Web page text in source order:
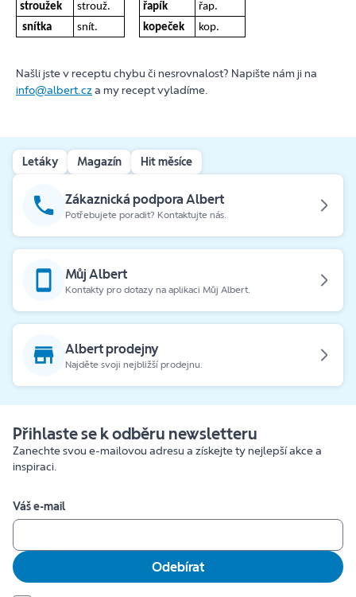
stroužek
strouž. řapík
řap.
snítka
snít. kopeček kop.
Našli jste v receptu chybu či nesrovnalost? Napište nám ji na
info@albert.cza my recept vyladíme.
Letáky Magazín Hit měsíce
Zákaznická podpora Albert
Potřebujete poradit? Kontaktujte nás.
Můj Albert
Kontakty pro dotazy na aplikaci Můj Albert.
Albert prodejny
Najděte svoji nejbližší prodejnu.
Přihlaste se k odběru newsletteru
Zanechte svou e-mailovou adresu a získejte ty nejlepší akce a
inspiraci.
Váš e-mail
Odebírat